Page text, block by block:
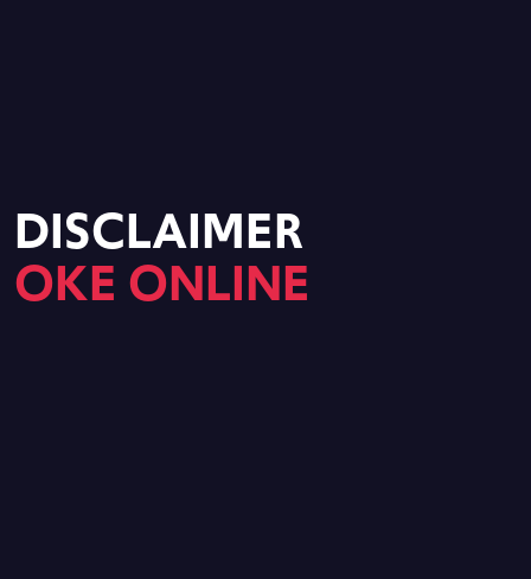
DISCLAIMER
OKE ONLINE